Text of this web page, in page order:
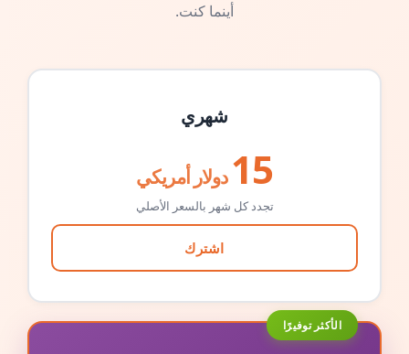
أينما كنت.
شهري
15 دولار أمريكي
تجدد كل شهر بالسعر الأصلي
اشترك
الأكثر توفيرًا